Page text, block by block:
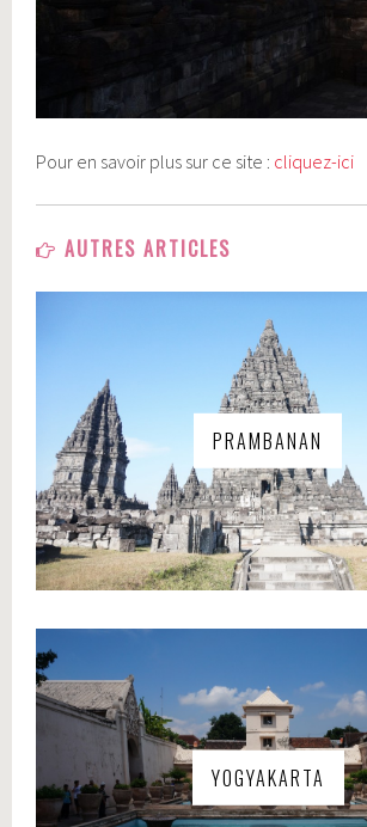
Pour en savoir plus sur ce site : cliquez-ici
AUTRES ARTICLES
PRAMBANAN
YOGYAKARTA